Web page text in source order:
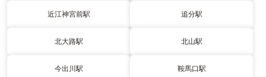
近江神宮前駅 追分駅
北大路駅 北山駅
今出川駅 鞍馬口駅